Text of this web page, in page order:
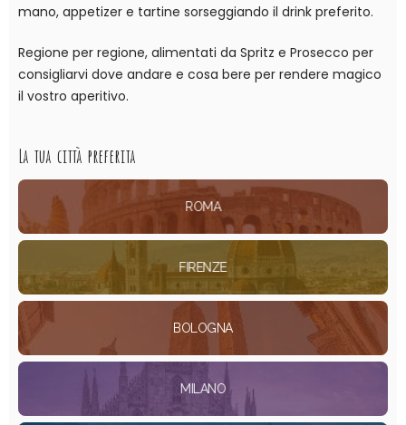
mano, appetizer e tartine sorseggiando il drink preferito.
Regione per regione, alimentati da Spritz e Prosecco per
consigliarvi dove andare e cosa bere per rendere magico
il vostro aperitivo.
La tua città preferita
ROMA
FIRENZE
BOLOGNA
MILANO